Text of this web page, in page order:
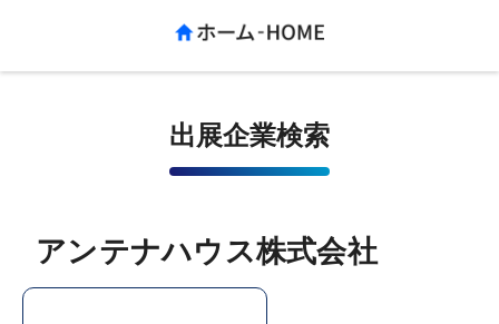
出展企業検索
アンテナハウス株式会社